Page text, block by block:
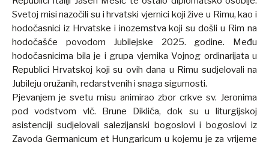
Svetoj misi nazočili su i hrvatski vjernici koji žive u Rimu, kao i
hodočasnici iz Hrvatske i inozemstva koji su došli u Rim na
hodočašće povodom Jubilejske 2025. godine. Među
hodočasnicima bila je i grupa vjernika Vojnog ordinarijata u
Republici Hrvatskoj koji su ovih dana u Rimu sudjelovali na
Jubileju oružanih, redarstvenih i snaga sigurnosti.
Pjevanjem je svetu misu animirao zbor crkve sv. Jeronima
pod vodstvom vlč. Brune Diklića, dok su u liturgijskoj
asistenciji sudjelovali salezijanski bogoslovi i bogoslovi iz
Zavoda Germanicum et Hungaricum u kojemu je za vrijeme